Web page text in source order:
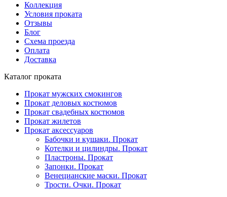
Коллекция
Условия проката
Отзывы
Блог
Схема проезда
Оплата
Доставка
Каталог проката
Прокат мужских смокингов
Прокат деловых костюмов
Прокат свадебных костюмов
Прокат жилетов
Прокат аксессуаров
Бабочки и кушаки. Прокат
Котелки и цилиндры. Прокат
Пластроны. Прокат
Запонки. Прокат
Венецианские маски. Прокат
Трости. Очки. Прокат